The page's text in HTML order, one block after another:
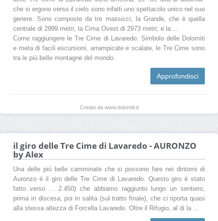
che si ergono verso il cielo sono infatti uno spettacolo unico nel suo
genere. Sono composte da tre massicci, la Grande, che è quella
centrale di 2999 metri; la Cima Ovest di 2973 metri; e la ...
Come raggiungere le Tre Cime di Lavaredo. Simbolo delle Dolomiti
e meta di facili escursioni, arrampicate e scalate, le Tre Cime sono
tra le più belle montagne del mondo.
Approfondisci
Creato da www.dolomiti.it
il giro delle Tre Cime di Lavaredo - AURONZO
by Alex
Una delle più belle camminate che si possono fare nei dintorni di
Auronzo è il giro delle Tre Cime di Lavaredo. Questo giro è stato
fatto verso ... 2.450) che abbiamo raggiunto lungo un sentiero,
prima in discesa, poi in salita (sul tratto finale), che ci riporta quasi
alla stessa altezza di Forcella Lavaredo. Oltre il Rifugio, al di la ...